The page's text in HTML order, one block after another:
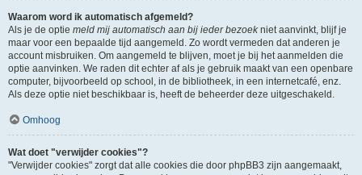
Waarom word ik automatisch afgemeld?
Als je de optie meld mij automatisch aan bij ieder bezoekniet aanvinkt, blijf je
maar voor een bepaalde tijd aangemeld. Zo wordt vermeden dat anderen je
account misbruiken. Om aangemeld te blijven, moet je bij het aanmelden die
optie aanvinken. We raden dit echter af als je gebruik maakt van een openbare
computer, bijvoorbeeld op school, in de bibliotheek, in een internetcafé, enz.
Als deze optie niet beschikbaar is, heeft de beheerder deze uitgeschakeld.
Omhoog
Wat doet "verwijder cookies"?
"Verwijder cookies" zorgt dat alle cookies die door phpBB3 zijn aangemaakt,